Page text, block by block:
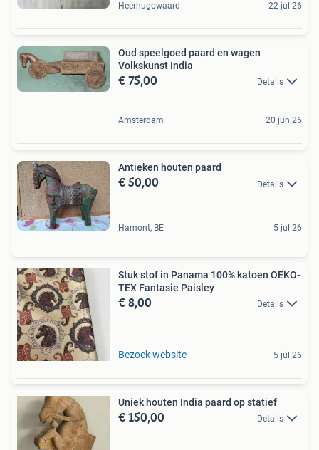
Heerhugowaard 22 jul 26
Oud speelgoed paard en wagen
Volkskunst India
€ 75,00 Details
Amsterdam 20 jun 26
Antieken houten paard
€ 50,00 Details
Hamont, BE 5 jul 26
Stuk stof in Panama 100% katoen OEKO-
TEX Fantasie Paisley
€ 8,00 Details
Bezoek website 5 jul 26
Uniek houten India paard op statief
€ 150,00 Details